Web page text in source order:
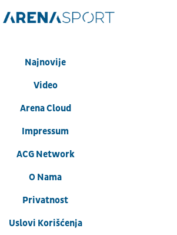
Najnovije
Video
Arena Cloud
Impressum
ACG Network
O Nama
Privatnost
Uslovi Korišćenja